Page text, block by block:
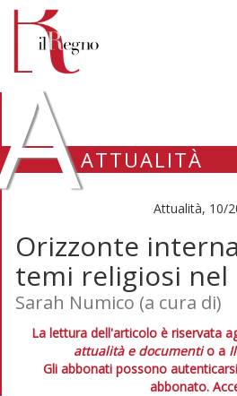
ATTUALITÀ
Attualità, 10/
Orizzonte
temi religiosi nel
Sarah Numico (a cura di)
La lettura dell'articolo è riservata
attualità e documentio a
Gli abbonati possono
abbonato.